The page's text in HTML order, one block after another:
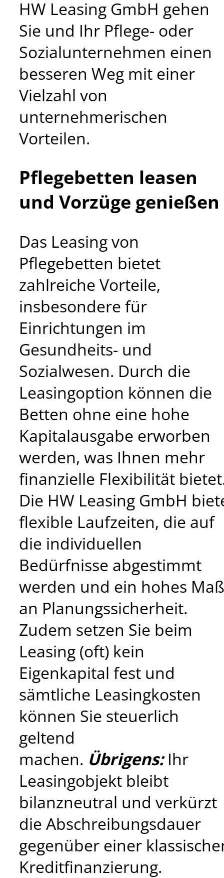
HW Leasing GmbH gehen
Sie und Ihr Pflege- oder
Sozialunternehmen einen
besseren Weg mit einer
Vielzahl von
unternehmerischen
Vorteilen.
Pflegebetten leasen
und Vorzüge genießen
Das Leasing von
Pflegebetten bietet
zahlreiche Vorteile,
insbesondere für
Einrichtungen im
Gesundheits- und
Sozialwesen. Durch die
Leasingoption können die
Betten ohne eine hohe
Kapitalausgabe erworben
werden, was Ihnen mehr
finanzielle Flexibilität
Die HW Leasing GmbH
flexible Laufzeiten, die auf
die individuellen
Bedürfnisse abgestimmt
werden und ein hohes Maß
an Planungssicherheit.
Zudem setzen Sie beim
Leasing (oft) kein
Eigenkapital fest und
sämtliche Leasingkosten
können Sie steuerlich
geltend
machen. Übrigens:Ihr
Leasingobjekt bleibt
bilanzneutral und verkürzt
die Abschreibungsdauer
gegenüber einer
Kreditfinanzierung.